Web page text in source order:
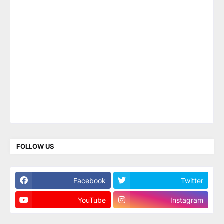
FOLLOW US
Facebook Twitter
YouTube Instagram